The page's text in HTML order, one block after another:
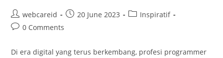
webcareid 20 June 2023
Inspiratif
0 Comments
Di era digital yang terus berkembang, profesi programmer